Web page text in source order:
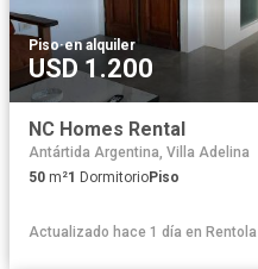
Piso·en alquiler
USD 1.200
NC Homes Rental
Antártida Argentina, Villa Adelina
50 m²1 DormitorioPiso
Actualizado hace 1 día en Rentola